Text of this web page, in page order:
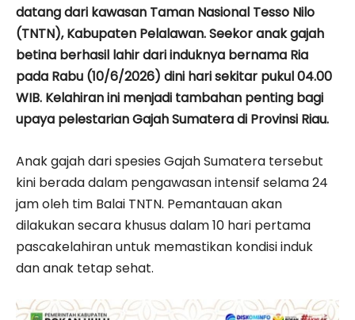
datang dari kawasan Taman Nasional Tesso Nilo
(TNTN), Kabupaten Pelalawan. Seekor anak gajah
betina berhasil lahir dari induknya bernama Ria
pada Rabu (10/6/2026) dini hari sekitar pukul 04.00
WIB. Kelahiran ini menjadi tambahan penting bagi
upaya pelestarian Gajah Sumatera di Provinsi Riau.
Anak gajah dari spesies Gajah Sumatera tersebut
kini berada dalam pengawasan intensif selama 24
jam oleh tim Balai TNTN. Pemantauan akan
dilakukan secara khusus dalam 10 hari pertama
pascakelahiran untuk memastikan kondisi induk
dan anak tetap sehat.